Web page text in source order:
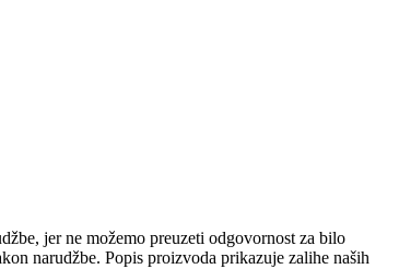
jer ne možemo preuzeti odgovornost za bilo
narudžbe. Popis proizvoda prikazuje zalihe naših